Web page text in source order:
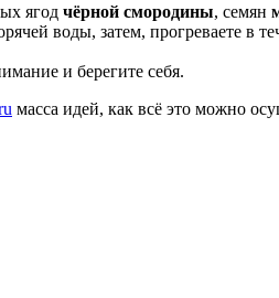
ягод чёрной смородины, семян
воды, затем, прогреваете в
и берегите себя.
масса идей, как всё это можно